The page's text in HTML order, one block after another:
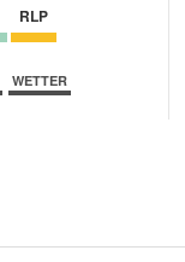
RLP
WETTER